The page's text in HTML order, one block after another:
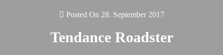
Posted On 28. September 2017
Tendance Roadster